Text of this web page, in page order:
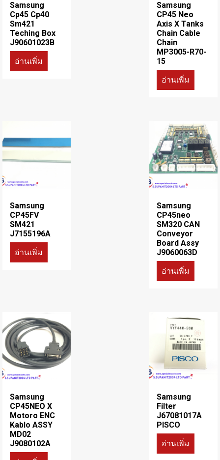
Samsung
Cp45 Cp40
Sm421
Teching Box
J90601023B
อ่านเพิ่ม
Samsung
CP45 Neo
Axis X Tanks
Chain Cable
Chain
MP3005-R70-
15
อ่านเพิ่ม
Samsung
CP45FV
SM421
J7155196A
อ่านเพิ่ม
Samsung
CP45neo
SM320 CAN
Conveyor
Board Assy
J9060063D
อ่านเพิ่ม
Samsung
CP45NEO X
Motoro ENC
Kablo ASSY
MD02
J9080102A
Samsung
Filter
J67081017A
PISCO
อ่านเพิ่ม